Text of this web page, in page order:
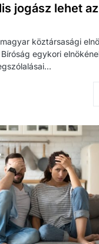
jogász lehet
köztársasági
egykori